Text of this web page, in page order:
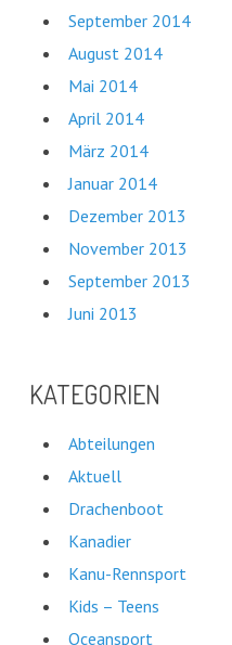
September 2014
August 2014
Mai 2014
April 2014
März 2014
Januar 2014
Dezember 2013
November 2013
September 2013
Juni 2013
KATEGORIEN
Abteilungen
Aktuell
Drachenboot
Kanadier
Kanu-Rennsport
Kids – Teens
Oceansport